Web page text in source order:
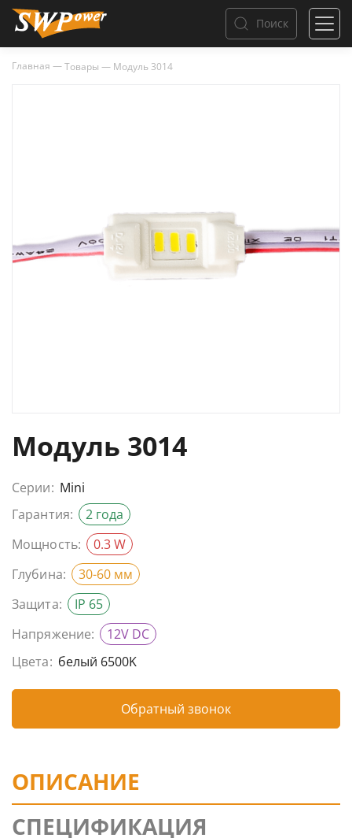
Поиск
Главная —Товары — Модуль 3014
Модуль 3014
Серии: Mini
Гарантия:
2 года
Мощность:
0.3 W
Глубина:
30-60 мм
Защита:
IP 65
Напряжение:
12V DC
Цвета: белый 6500K
Обратный звонок
ОПИСАНИЕ
СПЕЦИФИКАЦИЯ